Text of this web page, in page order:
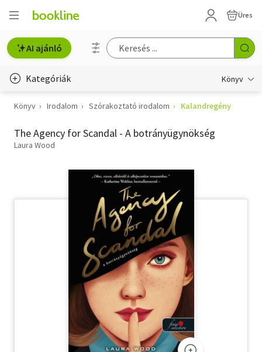
Üres
AI ajánló
Kategóriák Könyv
Életmód, egészség
Erotika
Szótár, nyelvkönyv
Tankönyv, segédkönyv
Társadalomtudomány
Könyv Irodalom Szórakoztató irodalom Kalandregény
The Agency for Scandal - A botrányügynökség
Laura Wood